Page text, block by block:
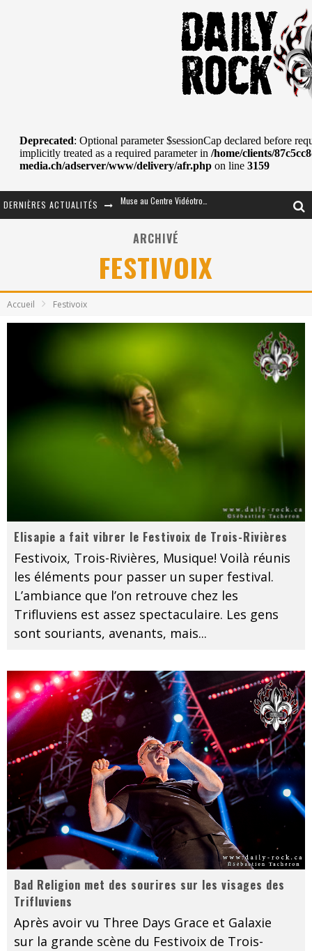
DERNIÈRES ACTUALITÉS Journey et Toto au Centre Bell
La Tragédie sort de la nouvelle musique
Tove Lo était de passage au MTELUS
ARCHIVÉ
FESTIVOIX
Accueil Festivoix
Elisapie a fait vibrer le Festivoix de Trois-Rivières
Festivoix, Trois-Rivières, Musique! Voilà réunis
les éléments pour passer un super festival.
L’ambiance que l’on retrouve chez les
Trifluviens est assez spectaculaire. Les gens
sont souriants, avenants, mais...
Bad Religion met des sourires sur les visages des
Trifluviens
Après avoir vu Three Days Grace et Galaxie
sur la grande scène du Festivoix de Trois-